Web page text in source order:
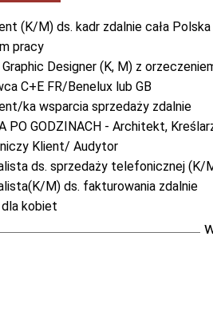
(K/M) ds. kadr zdalnie cała Polska
pracy
Designer (K, M) z
C+E FR/Benelux lub GB
ka wsparcia sprzedaży zdalnie
PO GODZINACH - Architekt,
Klient/ Audytor
ds. sprzedaży telefonicznej (K/
M) ds. fakturowania zdalnie
kobiet